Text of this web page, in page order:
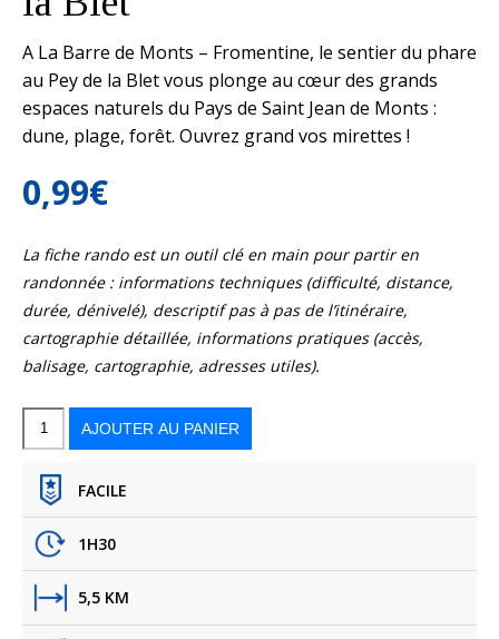
A La Barre de Monts – Fromentine, le sentier du phare
au Pey de la Blet vous plonge au cœur des grands
espaces naturels du Pays de Saint Jean de Monts :
dune, plage, forêt. Ouvrez grand vos mirettes !
0,99€
La fiche rando est un outil clé en main pour partir en
randonnée : informations techniques (difficulté, distance,
durée, dénivelé), descriptif pas à pas de l’itinéraire,
cartographie détaillée, informations pratiques (accès,
balisage, cartographie, adresses utiles).
quantité
Sentier
pey
AJOUTER AU PANIER
FACILE
1H30
5,5 KM